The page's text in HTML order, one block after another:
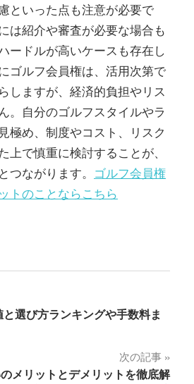
といった点も注意が必要で
は紹介や審査が必要な場合も
ードルが高いケースも存在し
ゴルフ会員権は、活用次第で
しますが、経済的負担やリス
。自分のゴルフスタイルやラ
極め、制度やコスト、リスク
上で慎重に検討することが、
つながります。 ゴルフ会員権
トのことならこちら
選び方ランキングや手数料ま
次の記事
メリットとデメリットを徹底解